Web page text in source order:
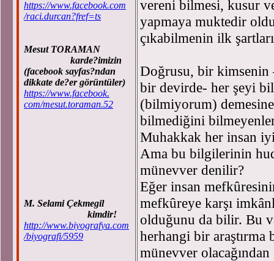
https://www.facebook.com
/raci.durcan?fref=ts
Mesut TORAMAN
karde?imizin
(facebook sayfas?ndan
dikkate de?er görüntüler)
https://www.facebook.
com/mesut.toraman.52
M. Selami Çekmegil
kimdir!
http://www.biyografya.com
/biyografi/5959
vereni bilmesi, kusur
yapmaya muktedir
çıkabilmenin ilk
Doğrusu, bir kimsenin
bir devirde- her şeyi
(bilmiyorum)
bilmediğini
Muhakkak her insan
Ama bu bilgilerinin
münevver denilir?
Eğer insan
mefkûreye karşı
olduğunu da bilir. Bu
herhangi bir araştırma
münevver